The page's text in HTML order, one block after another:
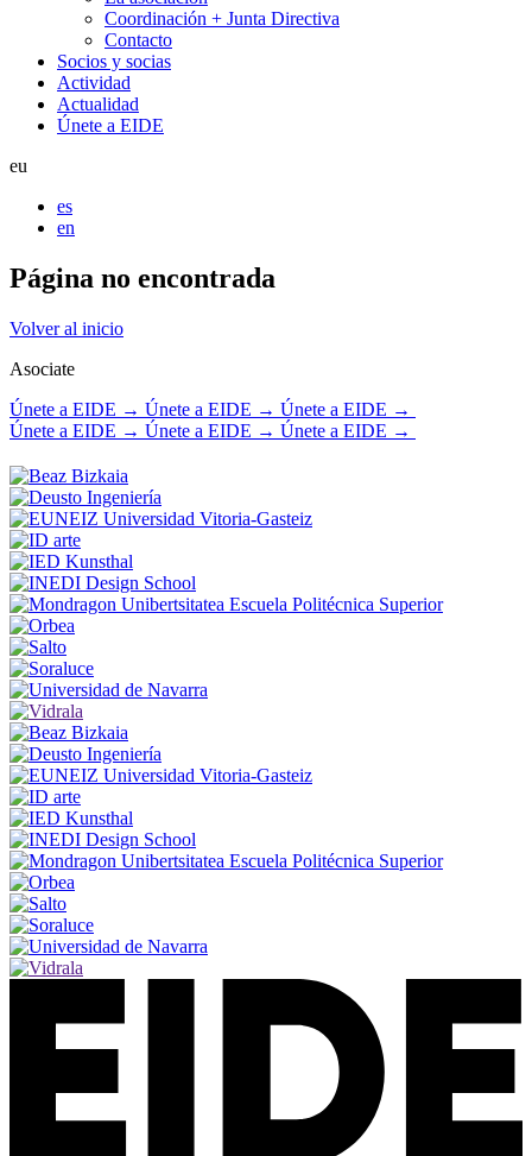
Coordinación + Junta Directiva
Contacto
Socios y socias
Actividad
Actualidad
Únete a EIDE
eu
es
en
Página no encontrada
Volver al inicio
Asociate
Únete a EIDE → Únete a EIDE → Únete a EIDE →
Únete a EIDE → Únete a EIDE → Únete a EIDE →